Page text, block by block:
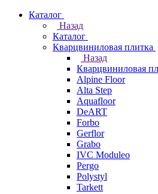
Каталог
Назад
Каталог
Кварцвиниловая плитка
Назад
Кварцвиниловая
Alpine Floor
Alta Step
Aquafloor
DeART
Forbo
Gerflor
Grabo
IVC Moduleo
Pergo
Polystyl
Tarkett